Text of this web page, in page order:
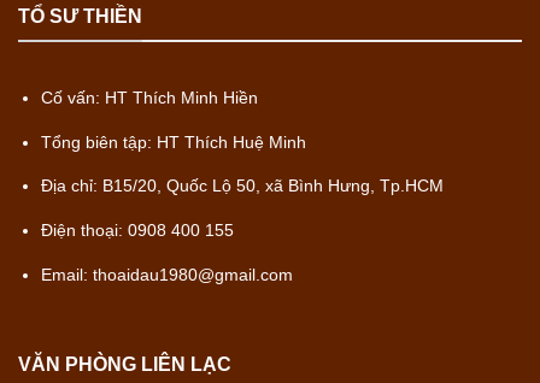
TỔ SƯ THIỀN
Cố vấn: HT Thích Minh Hiền
Tổng biên tập: HT Thích Huệ Minh
Địa chỉ: B15/20, Quốc Lộ 50, xã Bình Hưng, Tp.HCM
Điện thoại: 0908 400 155
Email: thoaidau1980@gmail.com
VĂN PHÒNG LIÊN LẠC